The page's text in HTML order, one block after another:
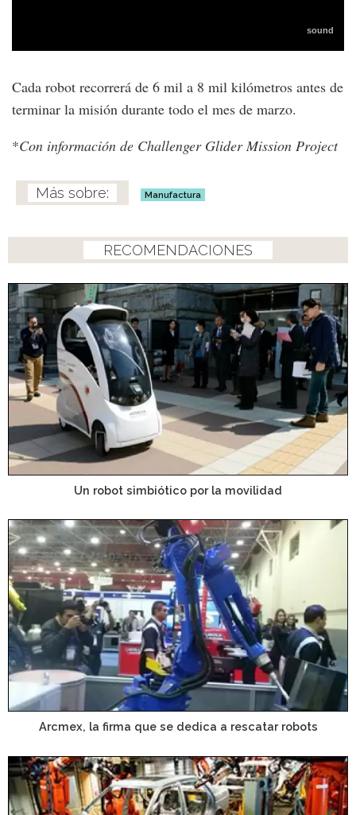
Cada robot recorrerá de 6 mil a 8 mil kilómetros antes de
terminar la misión durante todo el mes de marzo.
*Con información de Challenger Glider Mission Project
Manufactura
RECOMENDACIONES
Un robot simbiótico por la movilidad
Arcmex, la firma que se dedica a rescatar robots